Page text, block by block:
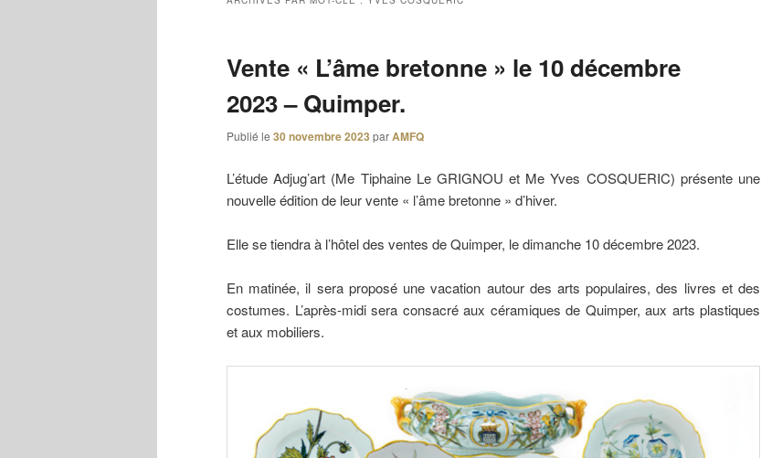
Vente « L’âme bretonne » le 10 décembre
2023 – Quimper.
Publié le 30 novembre 2023 parAMFQ
L’étude Adjug’art (Me Tiphaine Le GRIGNOU et Me Yves COSQUERIC) présente une
nouvelle édition de leur vente « l’âme bretonne » d’hiver.
Elle se tiendra à l’hôtel des ventes de Quimper, le dimanche 10 décembre 2023.
En matinée, il sera proposé une vacation autour des arts populaires, des livres et des
costumes. L’après-midi sera consacré aux céramiques de Quimper, aux arts plastiques
et aux mobiliers.